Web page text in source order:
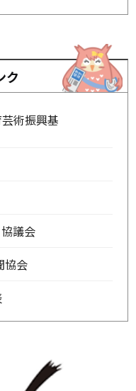
ク
術振興基
議会
協会